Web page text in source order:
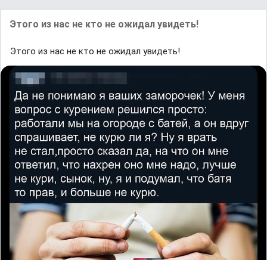
Этого из нас не кто не ожидал увидеть!
Этого из нас не кто не ожидал увидеть!